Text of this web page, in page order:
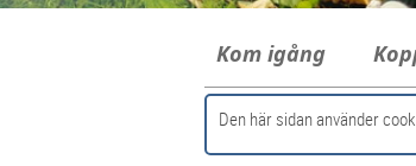
Kom igång
Den här sidan använder